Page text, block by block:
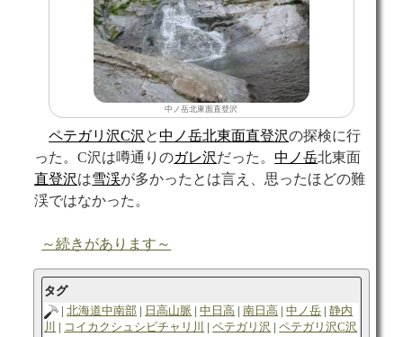
中ノ岳北東面直登沢
ペテガリ沢C沢 と中ノ岳北東面直登沢の探検に行
った。C沢は噂通りのガレ沢だった。中ノ岳北東面
直登沢は雪渓が多かったとは言え、思ったほどの難
渓ではなかった。
～続きがあります～
タグ
北海道中南部
日高山脈 中日高 南日高 中ノ岳
静内
川
コイカクシュシビチャリ川 ペテガリ沢
ペテガリ沢C沢